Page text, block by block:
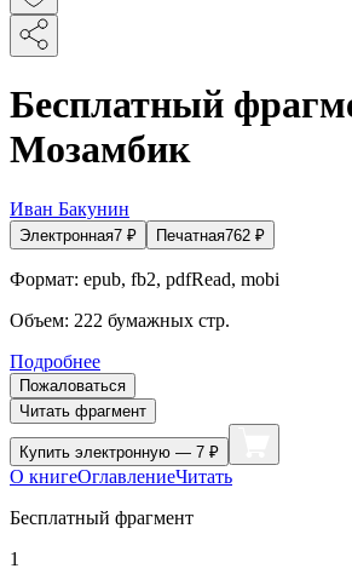
Бесплатный
Мозамбик
Иван Бакунин
Электронная7 ₽ Печатная762 ₽
Формат: epub, fb2, pdfRead, mobi
Объем: 222 бумажных стр.
Подробнее
Пожаловаться
Читать фрагмент
Купить электронную — 7 ₽
О книгеОглавлениеЧитать
Бесплатный фрагмент
1